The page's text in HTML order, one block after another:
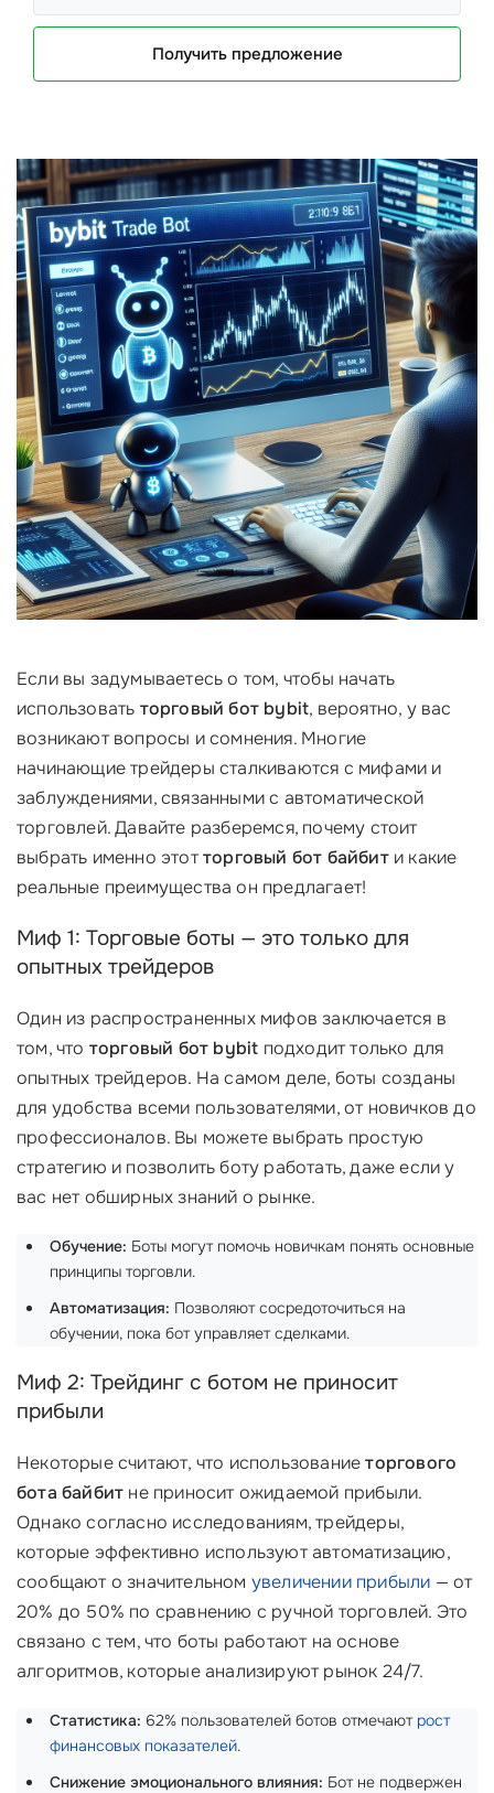
Получить предложение
Если вы задумываетесь о том, чтобы начать
использовать торговый бот bybit, вероятно, у вас
возникают вопросы и сомнения. Многие
начинающие трейдеры сталкиваются с мифами и
заблуждениями, связанными с автоматической
торговлей. Давайте разберемся, почему стоит
выбрать именно этотторговый бот байбити какие
реальные преимущества он предлагает!
Миф 1: Торговые боты — это только для
опытных трейдеров
Один из распространенных мифов заключается в
том, что торговый бот bybit подходит только для
опытных трейдеров. На самом деле, боты созданы
для удобства всеми пользователями, от новичков до
профессионалов. Вы можете выбрать простую
стратегию и позволить боту работать, даже если у
вас нет обширных знаний о рынке.
Обучение: Боты могут помочь новичкам понять основные
принципы торговли.
Автоматизация: Позволяют сосредоточиться на
обучении, пока бот управляет сделками.
Миф 2: Трейдинг с ботом не приносит
прибыли
Некоторые считают, что использованиеторгового
бота байбит не приносит ожидаемой прибыли.
Однако согласно исследованиям, трейдеры,
которые эффективно используют автоматизацию,
сообщают о значительном увеличении прибыли — от
20% до 50% по сравнению с ручной торговлей. Это
связано с тем, что боты работают на основе
алгоритмов, которые анализируют рынок 24/7.
Статистика: 62% пользователей ботов отмечают рост
финансовых показателей.
Снижение эмоционального влияния: Бот не подвержен